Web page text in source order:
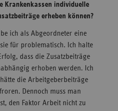
Krankenkassen individuelle
erheben können?
ich als Abgeordneter eine
für problematisch. Ich halte
dass die Zusatzbeiträge
erhoben werden. Ich
die Arbeitgeberbeiträge
Dennoch muss man
den Faktor Arbeit nicht zu